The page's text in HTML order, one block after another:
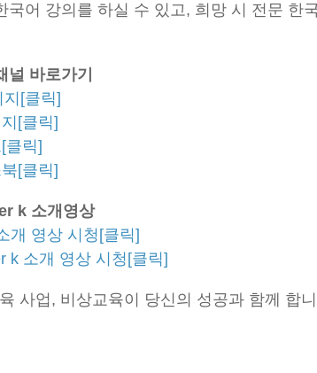
국어 강의를 하실 수 있고, 희망 시 전문 한
널 바로가기
[클릭]
[클릭]
클릭]
[클릭]
k 소개영상
개 영상 시청[클릭]
k 소개 영상 시청[클릭]
사업, 비상교육이 당신의 성공과 함께 합